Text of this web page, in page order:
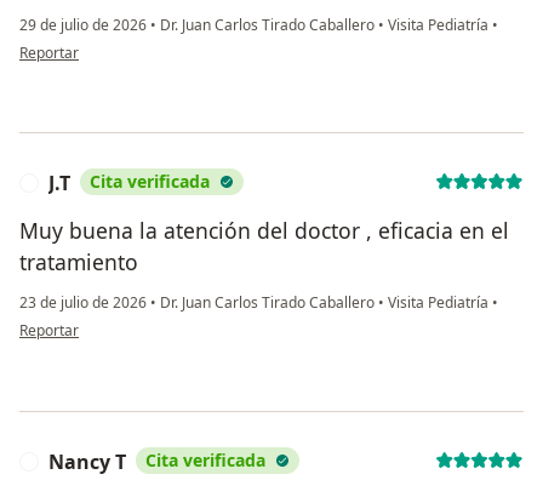
29 de julio de 2026 • Dr. Juan Carlos Tirado Caballero • Visita Pediatría •
en opinión del usuario Me Muñoz
Reportar
J.T Cita verificada
Muy buena la atención del doctor , eficacia en el
tratamiento
23 de julio de 2026 • Dr. Juan Carlos Tirado Caballero • Visita Pediatría •
en opinión del usuario J.T
Reportar
Nancy T Cita verificada